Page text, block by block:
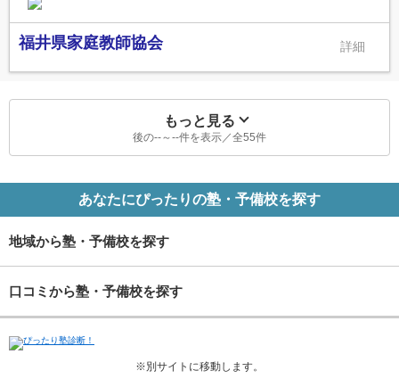
福井県家庭教師協会
もっと見る
後の--～--件を表示／全55件
あなたにぴったりの塾・予備校を探す
地域から塾・予備校を探す
口コミから塾・予備校を探す
※別サイトに移動します。